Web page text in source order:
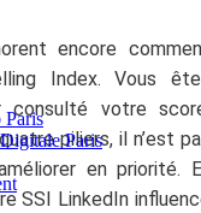
Paris
Paris
encore
Index. Vous
consulté votre
piliers, il n’est
en priorité.
SSI LinkedIn